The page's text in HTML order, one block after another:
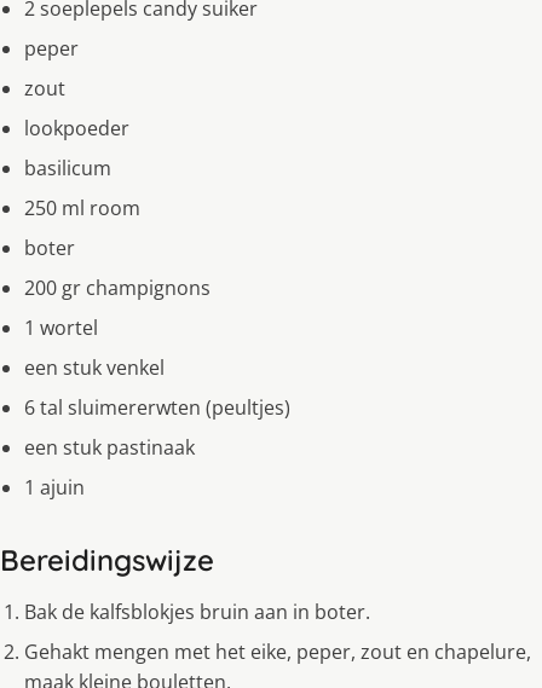
2 soeplepels candy suiker
peper
zout
lookpoeder
basilicum
250 ml room
boter
200 gr champignons
1 wortel
een stuk venkel
6 tal sluimererwten (peultjes)
een stuk pastinaak
1 ajuin
Bereidingswijze
Bak de kalfsblokjes bruin aan in boter.
Gehakt mengen met het eike, peper, zout en chapelure,
maak kleine bouletten.